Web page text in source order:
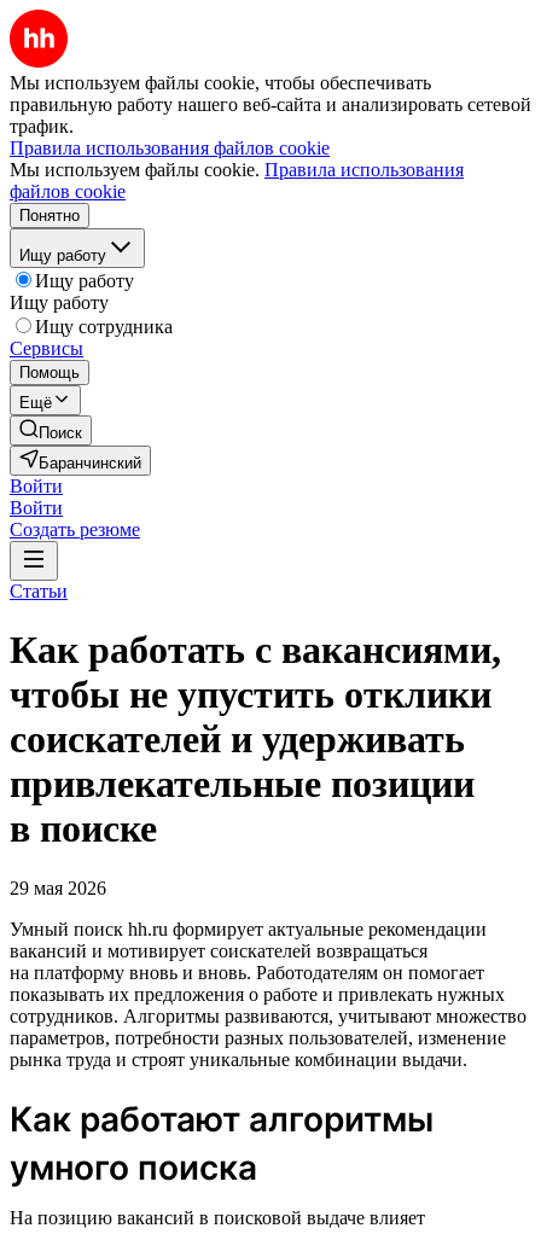
Мы используем файлы cookie, чтобы обеспечивать
правильную работу нашего веб-сайта и анализировать сетевой
трафик.
Правила использования файлов cookie
Мы используем файлы cookie. Правила использования
файлов cookie
Понятно
Ищу работу
Ищу работу
Ищу работу
Ищу сотрудника
Сервисы
Помощь
Ещё
Поиск
Баранчинский
Войти
Войти
Создать резюме
Статьи
Как работать с вакансиями,
чтобы не упустить отклики
соискателей и удерживать
привлекательные позиции
в поиске
29 мая 2026
Умный поиск hh.ru формирует актуальные рекомендации
вакансий и мотивирует соискателей возвращаться
на платформу вновь и вновь. Работодателям он помогает
показывать их предложения о работе и привлекать нужных
сотрудников. Алгоритмы развиваются, учитывают множество
параметров, потребности разных пользователей, изменение
рынка труда и строят уникальные комбинации выдачи.
Как работают алгоритмы
умного поиска
На позицию вакансий в поисковой выдаче влияет